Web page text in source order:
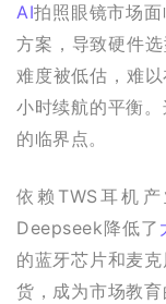
AI拍照眼镜市场
方案，导致硬件
难度被低估，难
小时续航的平衡
的临界点。
依赖TWS耳机
Deepseek降低了
的蓝牙芯片和麦
货，成为市场教